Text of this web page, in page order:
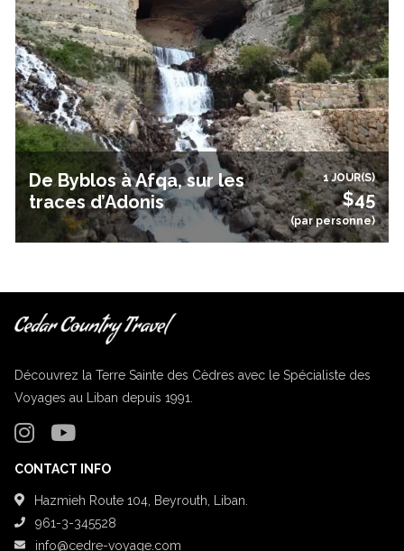
De Byblos à Afqa, sur les
traces d’Adonis
1 JOUR(S)
$45
(par personne)
Découvrez la Terre Sainte des Cèdres avec le Spécialiste des
Voyages au Liban depuis 1991.
CONTACT INFO
Hazmieh Route 104, Beyrouth, Liban.
961-3-345528
info@cedre-voyage.com